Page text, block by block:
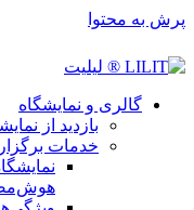
پرش به محتوا
گالری و نمایشگاه
بازدید از
خدمات